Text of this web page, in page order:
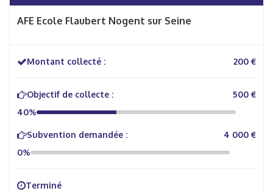
AFE Ecole Flaubert Nogent sur Seine
Montant collecté : 200 €
Objectif de collecte :
500 €
40%
Subvention demandée :
4 000 €
0%
Terminé